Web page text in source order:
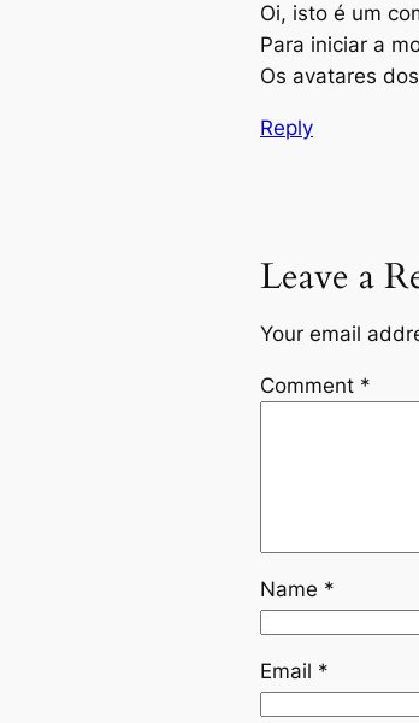
Oi, isto é um
Para iniciar a
Os avatares
Reply
Leave a
Your email
Comment *
Name *
Email *